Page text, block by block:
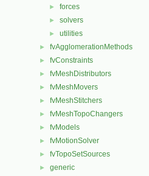
► forces
► solvers
► utilities
► fvAgglomerationMethods
► fvConstraints
► fvMeshDistributors
► fvMeshMovers
► fvMeshStitchers
► fvMeshTopoChangers
► fvModels
► fvMotionSolver
► fvTopoSetSources
► generic